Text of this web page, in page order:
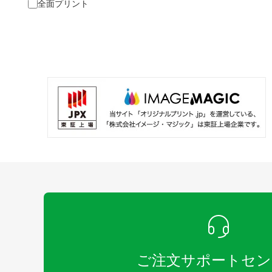
全面プリント
ご注文サポートセ